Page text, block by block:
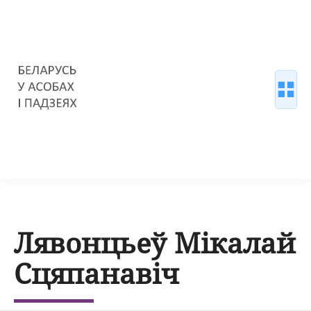
Лявонцьеў Мікалай
Сцяпанавіч